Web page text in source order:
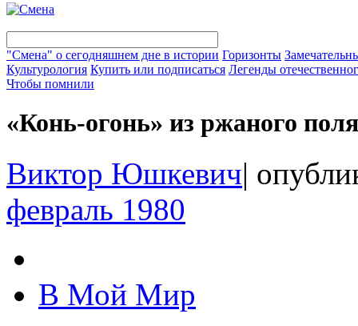
"Смена" о сегодняшнем дне в истории Горизонты
Культурология Купить или подписаться Легенды
Чтобы помнили
«Конь-огонь» из ржаного поля
Виктор Юшкевич|
февраль 1980
В Мой Мир